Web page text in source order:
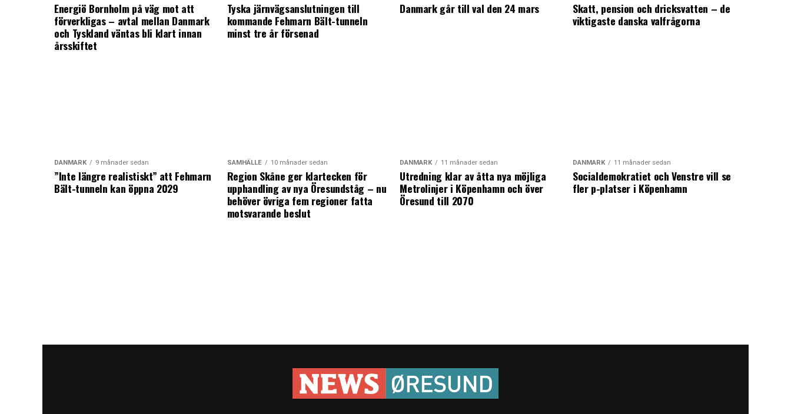
Energiö Bornholm på väg mot att
förverkligas – avtal mellan Danmark
och Tyskland väntas bli klart innan
årsskiftet
Tyska järnvägsanslutningen till
kommande Fehmarn Bält-tunneln
minst tre år försenad
Danmark går till val den 24 mars
Skatt, pension och dricksvatten – de
viktigaste danska valfrågorna
DANMARK 9 månader sedan
”Inte längre realistiskt” att Fehmarn
Bält-tunneln kan öppna 2029
SAMHÄLLE 10 månader sedan
Region Skåne ger klartecken för
upphandling av nya Öresundståg – nu
behöver övriga fem regioner fatta
motsvarande beslut
DANMARK 11 månader sedan
Utredning klar av åtta nya möjliga
Metrolinjer i Köpenhamn och över
Öresund till 2070
DANMARK 11 månader sedan
Socialdemokratiet och Venstre vill se
fler p-platser i Köpenhamn